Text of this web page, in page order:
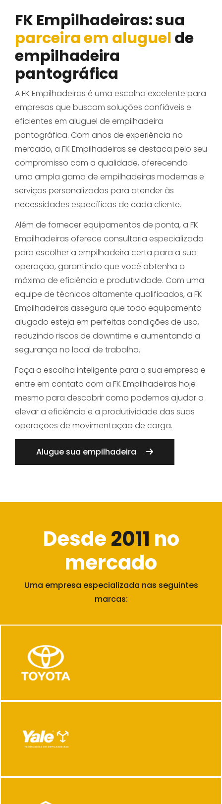
FK Empilhadeiras: sua
parceira em aluguelde
empilhadeira
pantográfica
A FK Empilhadeiras é uma escolha excelente para
empresas que buscam soluções confiáveis e
eficientes em aluguel de empilhadeira
pantográfica. Com anos de experiência no
mercado, a FK Empilhadeiras se destaca pelo seu
compromisso com a qualidade, oferecendo
uma ampla gama de empilhadeiras modernas e
serviços personalizados para atender às
necessidades específicas de cada cliente.
Além de fornecer equipamentos de ponta, a FK
Empilhadeiras oferece consultoria especializada
para escolher a empilhadeira certa para a sua
operação, garantindo que você obtenha o
máximo de eficiência e produtividade. Com uma
equipe de técnicos altamente qualificados, a FK
Empilhadeiras assegura que todo equipamento
alugado esteja em perfeitas condições de uso,
reduzindo riscos de downtime e aumentando a
segurança no local de trabalho.
Faça a escolha inteligente para a sua empresa e
entre em contato com a FK Empilhadeiras hoje
mesmo para descobrir como podemos ajudar a
elevar a eficiência e a produtividade das suas
operações de movimentação de carga.
Alugue sua empilhadeira
Desde2011 no
mercado
Uma empresa especializada nas seguintes
marcas: